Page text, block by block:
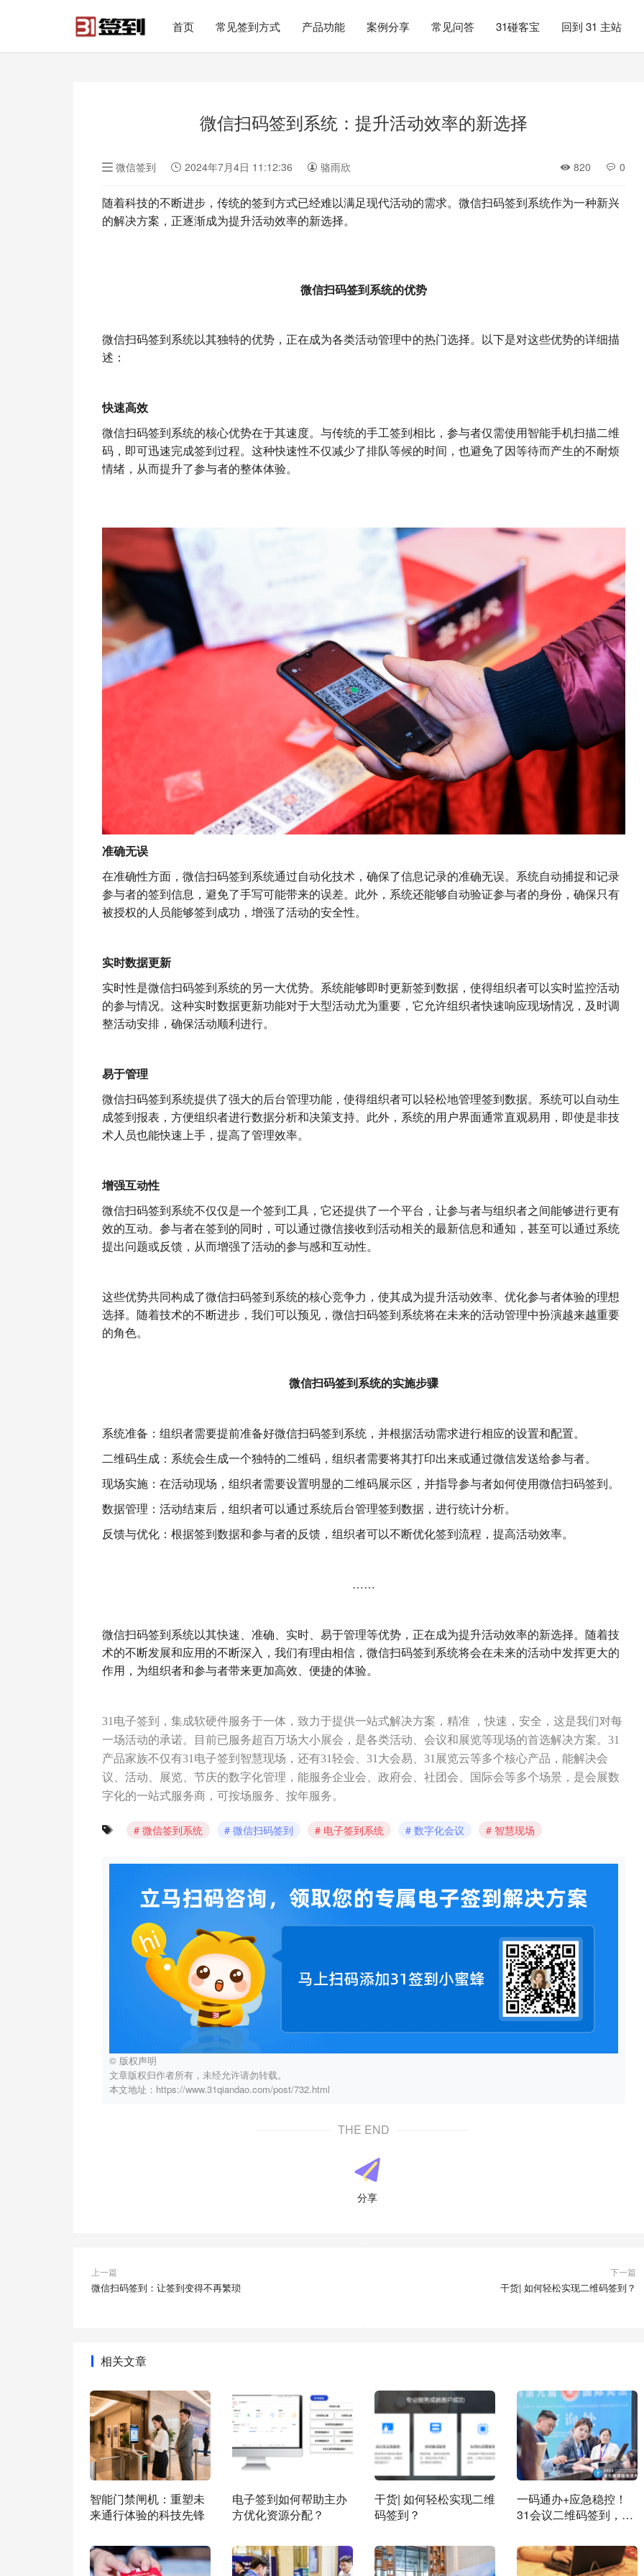
首页 常见签到方式 产品功能 案例分享 常见问答 31碰客宝 回到 31 主站
微信扫码签到系统：提升活动效率的新选择
微信签到 2024年7月4日 11:12:36 骆雨欣 820 0
随着科技的不断进步，传统的签到方式已经难以满足现代活动的需求。微信扫码签到系统作为一种新兴
的解决方案，正逐渐成为提升活动效率的新选择。
微信扫码签到系统的优势
微信扫码签到系统以其独特的优势，正在成为各类活动管理中的热门选择。以下是对这些优势的详细描
述：
快速高效
微信扫码签到系统的核心优势在于其速度。与传统的手工签到相比，参与者仅需使用智能手机扫描二维
码，即可迅速完成签到过程。这种快速性不仅减少了排队等候的时间，也避免了因等待而产生的不耐烦
情绪，从而提升了参与者的整体体验。
准确无误
在准确性方面，微信扫码签到系统通过自动化技术，确保了信息记录的准确无误。系统自动捕捉和记录
参与者的签到信息，避免了手写可能带来的误差。此外，系统还能够自动验证参与者的身份，确保只有
被授权的人员能够签到成功，增强了活动的安全性。
实时数据更新
实时性是微信扫码签到系统的另一大优势。系统能够即时更新签到数据，使得组织者可以实时监控活动
的参与情况。这种实时数据更新功能对于大型活动尤为重要，它允许组织者快速响应现场情况，及时调
整活动安排，确保活动顺利进行。
易于管理
微信扫码签到系统提供了强大的后台管理功能，使得组织者可以轻松地管理签到数据。系统可以自动生
成签到报表，方便组织者进行数据分析和决策支持。此外，系统的用户界面通常直观易用，即使是非技
术人员也能快速上手，提高了管理效率。
增强互动性
微信扫码签到系统不仅仅是一个签到工具，它还提供了一个平台，让参与者与组织者之间能够进行更有
效的互动。参与者在签到的同时，可以通过微信接收到活动相关的最新信息和通知，甚至可以通过系统
提出问题或反馈，从而增强了活动的参与感和互动性。
这些优势共同构成了微信扫码签到系统的核心竞争力，使其成为提升活动效率、优化参与者体验的理想
选择。随着技术的不断进步，我们可以预见，微信扫码签到系统将在未来的活动管理中扮演越来越重要
的角色。
微信扫码签到系统的实施步骤
系统准备：组织者需要提前准备好微信扫码签到系统，并根据活动需求进行相应的设置和配置。
二维码生成：系统会生成一个独特的二维码，组织者需要将其打印出来或通过微信发送给参与者。
现场实施：在活动现场，组织者需要设置明显的二维码展示区，并指导参与者如何使用微信扫码签到。
数据管理：活动结束后，组织者可以通过系统后台管理签到数据，进行统计分析。
反馈与优化：根据签到数据和参与者的反馈，组织者可以不断优化签到流程，提高活动效率。
……
微信扫码签到系统以其快速、准确、实时、易于管理等优势，正在成为提升活动效率的新选择。随着技
术的不断发展和应用的不断深入，我们有理由相信，微信扫码签到系统将会在未来的活动中发挥更大的
作用，为组织者和参与者带来更加高效、便捷的体验。
31电子签到，集成软硬件服务于一体，致力于提供一站式解决方案，精准 ，快速，安全，这是我们对每
一场活动的承诺。目前已服务超百万场大小展会，是各类活动、会议和展览等现场的首选解决方案。31
产品家族不仅有31电子签到智慧现场，还有31轻会、31大会易、31展览云等多个核心产品，能解决会
议、活动、展览、节庆的数字化管理，能服务企业会、政府会、社团会、国际会等多个场景，是会展数
字化的一站式服务商，可按场服务、按年服务。
微信签到系统 微信扫码签到 电子签到系统 数字化会议 智慧现场
© 版权声明
文章版权归作者所有，未经允许请勿转载。
本文地址：https://www.31qiandao.com/post/732.html
THE END
分享
上一篇
​微信扫码签到：让签到变得不再繁琐
下一篇
干货| 如何轻松实现二维码签到？
相关文章
智能门禁闸机：重塑未
来通行体验的科技先锋
​电子签到如何帮助主办
方优化资源分配？
干货| 如何轻松实现二维
码签到？
一码通办+应急稳控！
31会议二维码签到，筑